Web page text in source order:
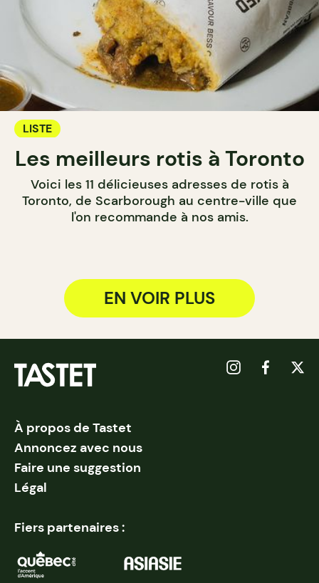
LISTE
Les meilleurs rotis à Toronto
Voici les 11 délicieuses adresses de rotis à
Toronto, de Scarborough au centre-ville que
l'on recommande à nos amis.
EN VOIR PLUS
À propos de Tastet
Annoncez avec nous
Faire une suggestion
Légal
Fiers partenaires :